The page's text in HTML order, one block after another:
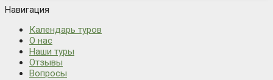
Навигация
Календарь туров
О нас
Наши туры
Отзывы
Вопросы